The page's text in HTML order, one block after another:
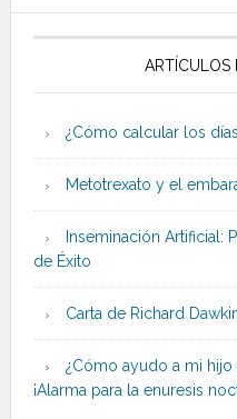
ARTÍCULOS
¿Cómo calcular los
Metotrexato y el
Inseminación Artificial:
de Éxito
Carta de Richard
¿Cómo ayudo a mi hijo
¡Alarma para la enuresis